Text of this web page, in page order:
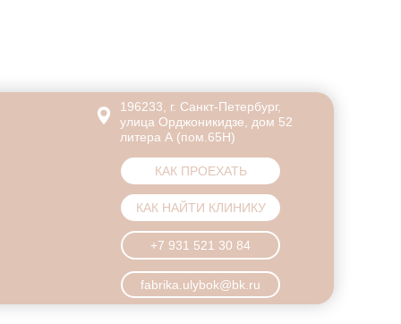
196233, г. Санкт-Петербург,
улица Орджоникидзе, дом 52
литера А (пом.65Н)
+7 931 521 30 84
fabrika.ulybok@bk.ru
КАК ПРОЕХАТЬ
КАК НАЙТИ КЛИНИКУ
СМИ О НАС